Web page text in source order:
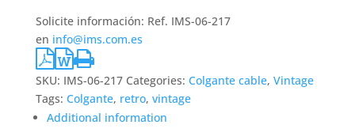
Solicite información: Ref. IMS-06-217
en info@ims.com.es
SKU: IMS-06-217 Categories: Colgante cable, Vintage
Tags: Colgante, retro, vintage
Additional information